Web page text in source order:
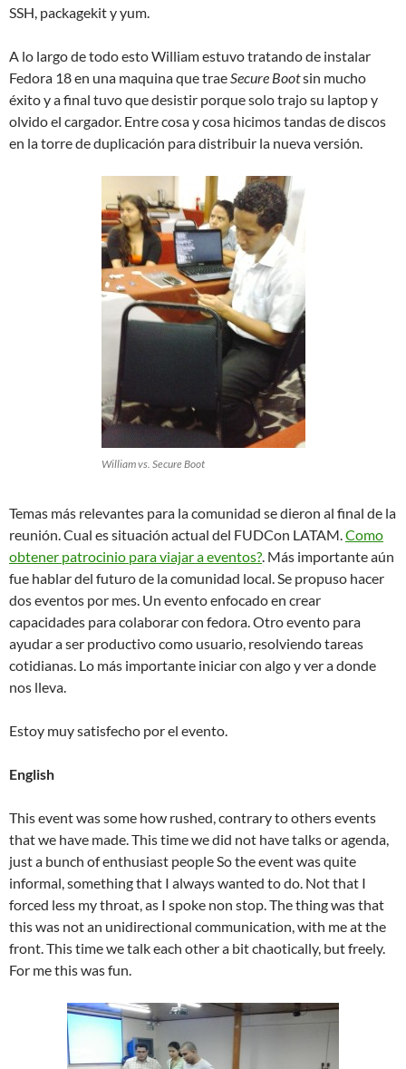
SSH, packagekit y yum.
A lo largo de todo esto William estuvo tratando de instalar
Fedora 18 en una maquina que traeSecure Bootsin mucho
éxito y a final tuvo que desistir porque solo trajo su laptop y
olvido el cargador. Entre cosa y cosa hicimos tandas de discos
en la torre de duplicación para distribuir la nueva versión.
William vs. Secure Boot
Temas más relevantes para la comunidad se dieron al final de la
reunión. Cual es situación actual del FUDCon LATAM.Como
obtener patrocinio para viajar a eventos?. Más importante aún
fue hablar del futuro de la comunidad local. Se propuso hacer
dos eventos por mes. Un evento enfocado en crear
capacidades para colaborar con fedora. Otro evento para
ayudar a ser productivo como usuario, resolviendo tareas
cotidianas. Lo más importante iniciar con algo y ver a donde
nos lleva.
Estoy muy satisfecho por el evento.
English
This event was some how rushed, contrary to others events
that we have made. This time we did not have talks or agenda,
just a bunch of enthusiast people So the event was quite
informal, something that I always wanted to do. Not that I
forced less my throat, as I spoke non stop. The thing was that
this was not an unidirectional communication, with me at the
front. This time we talk each other a bit chaotically, but freely.
For me this was fun.